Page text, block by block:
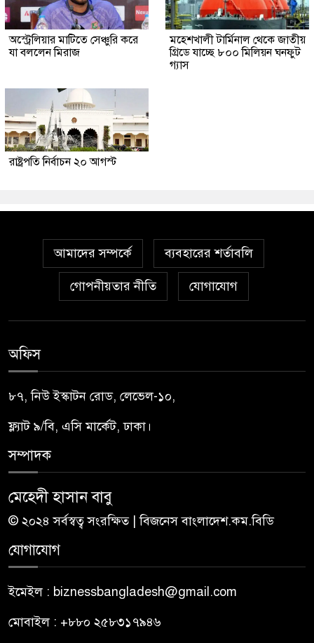
অস্ট্রেলিয়ার মাটিতে সেঞ্চুরি করে
যা বললেন মিরাজ
মহেশখালী টার্মিনাল থেকে জাতীয়
গ্রিডে যাচ্ছে ৮০০ মিলিয়ন ঘনফুট
গ্যাস
রাষ্ট্রপতি নির্বাচন ২০ আগস্ট
আমাদের সম্পর্কে ব্যবহারের শর্তাবলি
গোপনীয়তার নীতি যোগাযোগ
অফিস
৮৭, নিউ ইস্কাটন রোড, লেভেল-১০,
ফ্ল্যাট ৯/বি, এসি মার্কেট, ঢাকা।
সম্পাদক
মেহেদী হাসান বাবু
© ২০২৪ সর্বস্বত্ব সংরক্ষিত | বিজনেস বাংলাদেশ.কম.বিডি
যোগাযোগ
ইমেইল : biznessbangladesh@gmail.com
মোবাইল : +৮৮০ ২৫৮৩১৭৯৪৬